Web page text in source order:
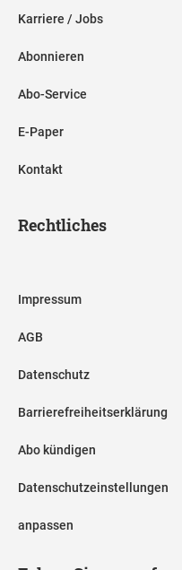
Karriere / Jobs
Abonnieren
Abo-Service
E-Paper
Kontakt
Rechtliches
Impressum
AGB
Datenschutz
Barrierefreiheitserklärung
Abo kündigen
Datenschutzeinstellungen
anpassen